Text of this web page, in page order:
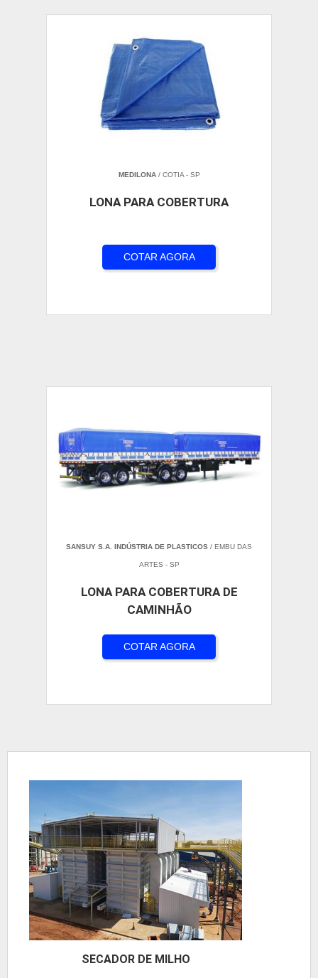
MEDILONA/ COTIA - SP
LONA PARA COBERTURA
COTAR AGORA
SANSUY S.A. INDÚSTRIA DE PLASTICOS / EMBU DAS
ARTES - SP
LONA PARA COBERTURA DE
CAMINHÃO
COTAR AGORA
SECADOR DE MILHO